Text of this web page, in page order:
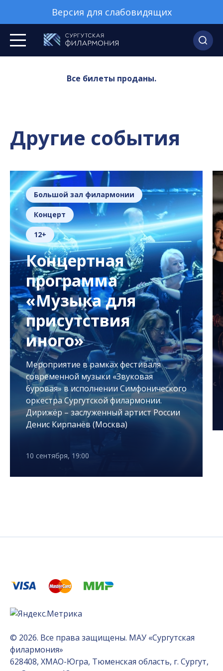
Версия для слабовидящих
Все билеты проданы.
Другие события
Большой зал филармонии
Концерт
12+
Концертная
программа
«Музыка для
присутствия
иного»
Мероприятие в рамках фестиваля
современной музыки «Звуковая
буровая» в исполнении Симфонического
оркестра Сургутской филармонии.
Дирижёр – заслуженный артист России
Денис Кирпанёв (Москва)
10 сентября, 19:00
© 2026. Все права защищены. МАУ «Сургутская
филармония»
628408, ХМАО-Югра, Тюменская область, г. Сургут,